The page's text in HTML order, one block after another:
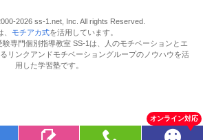
2026 ss-1.net, Inc. All rights Reserved.
モチアカ式を活用しています。
専門個別指導教室 SS-1は、人のモチベーションとエ
リンクアンドモチベーショングループのノウハウを活
用した学習塾です。
オンライン対応